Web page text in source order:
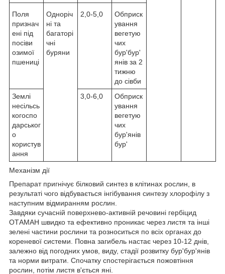
Поля
признач
ені під
посіви
озимої
пшениці
Одноріч
ні та
багаторі
чні
буряни
2,0-5,0
Обприск
ування
вегетую
чих
бур'бур'
янів за 2
тижню
до сівби
Землі
несільсь
когоспо
дарськог
о
користув
ання
3,0-6,0
Обприск
ування
вегетую
чих
бур'янів
бур'
Механізм дії
Препарат пригнічує білковий синтез в клітинах рослин, в
результаті чого відбувається інгібування синтезу хлорофілу з
наступним відмиранням рослин.
Завдяки сучасній поверхнево-активній речовині гербіцид
ОТАМАН швидко та ефективно проникає через листя та інші
зелені частини рослини та розноситься по всіх органах до
кореневої системи. Повна загибель настає через 10-12 днів,
залежно від погодних умов, виду, стадії розвитку бур'бур'янів
та норми витрати. Спочатку спостерігається пожовтіння
рослин, потім листя в'ється яні.